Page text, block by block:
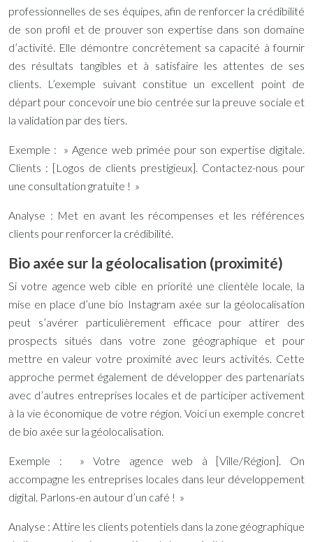
professionnelles de ses équipes, afin de renforcer la crédibilité
de son profil et de prouver son expertise dans son domaine
d’activité. Elle démontre concrètement sa capacité à fournir
des résultats tangibles et à satisfaire les attentes de ses
clients. L’exemple suivant constitue un excellent point de
départ pour concevoir une bio centrée sur la preuve sociale et
la validation par des tiers.
Exemple : » Agence web primée pour son expertise digitale.
Clients : [Logos de clients prestigieux]. Contactez-nous pour
une consultation gratuite ! »
Analyse : Met en avant les récompenses et les références
clients pour renforcer la crédibilité.
Bio axée sur la géolocalisation (proximité)
Si votre agence web cible en priorité une clientèle locale, la
mise en place d’une bio Instagram axée sur la géolocalisation
peut s’avérer particulièrement efficace pour attirer des
prospects situés dans votre zone géographique et pour
mettre en valeur votre proximité avec leurs activités. Cette
approche permet également de développer des partenariats
avec d’autres entreprises locales et de participer activement
à la vie économique de votre région. Voici un exemple concret
de bio axée sur la géolocalisation.
Exemple : » Votre agence web à [Ville/Région]. On
accompagne les entreprises locales dans leur développement
digital. Parlons-en autour d’un café ! »
Analyse : Attire les clients potentiels dans la zone géographique